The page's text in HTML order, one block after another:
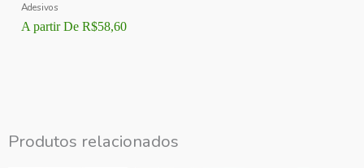
Adesivos
A partir De R$58,60
Produtos relacionados